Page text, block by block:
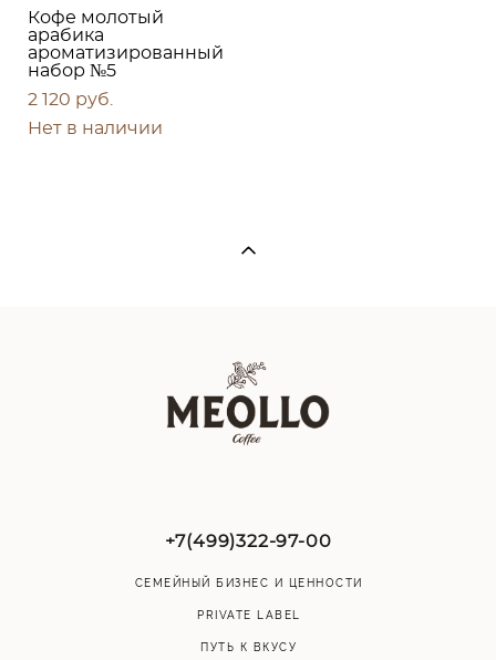
Кофе молотый
арабика
ароматизированный
набор №5
2 120 pуб.
Нет в наличии
+7(499)322-97-00
СЕМЕЙНЫЙ БИЗНЕС И ЦЕННОСТИ
PRIVATE LABEL
ПУТЬ К ВКУСУ